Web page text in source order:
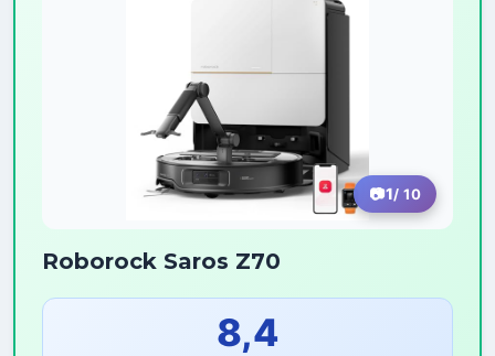
1/ 10
Roborock Saros Z70
8,4